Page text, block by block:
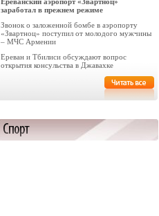
заработал в прежнем режиме
Звонок о заложенной бомбе в аэропорту
«Звартноц» поступил от молодого мужчины
– МЧС Армении
Ереван и Тбилиси обсуждают вопрос
открытия консульства в Джавахке